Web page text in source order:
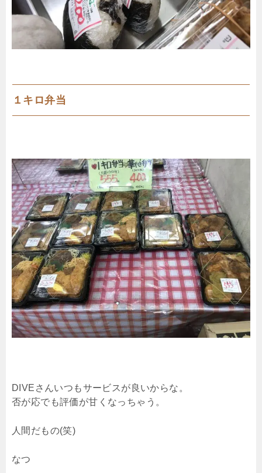
１キロ弁当
DIVEさんいつもサービスが良いからな。
否が応でも評価が甘くなっちゃう。
人間だもの(笑)
なつ